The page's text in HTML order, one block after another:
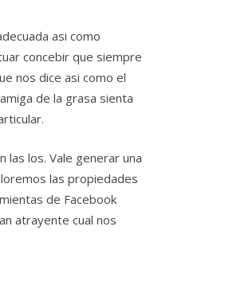
asi como
concebir que siempre
nos dice asi como el
de la grasa sienta
los. Vale generar una
las propiedades
de Facebook
atrayente cual nos